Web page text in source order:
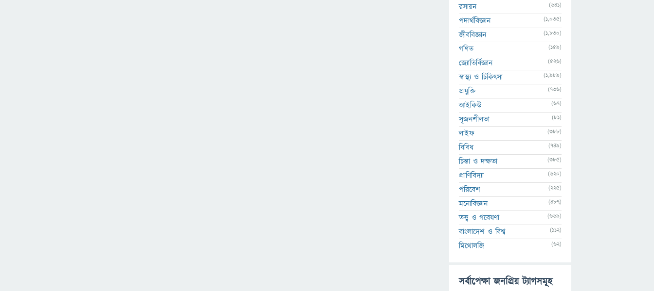
রসায়ন
(641)
পদার্থবিজ্ঞান (1,035)
জীববিজ্ঞান (1,830)
গণিত (159)
জ্যোতির্বিজ্ঞান (526)
স্বাস্থ্য ও চিকিৎসা (1,989)
প্রযুক্তি (736)
আইকিউ (67)
সৃজনশীলতা (81)
লাইফ (388)
বিবিধ (749)
চিন্তা ও দক্ষতা (385)
প্রাণিবিদ্যা (620)
পরিবেশ (225)
মনোবিজ্ঞান (487)
তত্ত্ব ও গবেষণা (669)
বাংলাদেশ ও বিশ্ব (112)
মিথোলজি (62)
সর্বাপেক্ষা জনপ্রিয় ট্যাগসমূহ